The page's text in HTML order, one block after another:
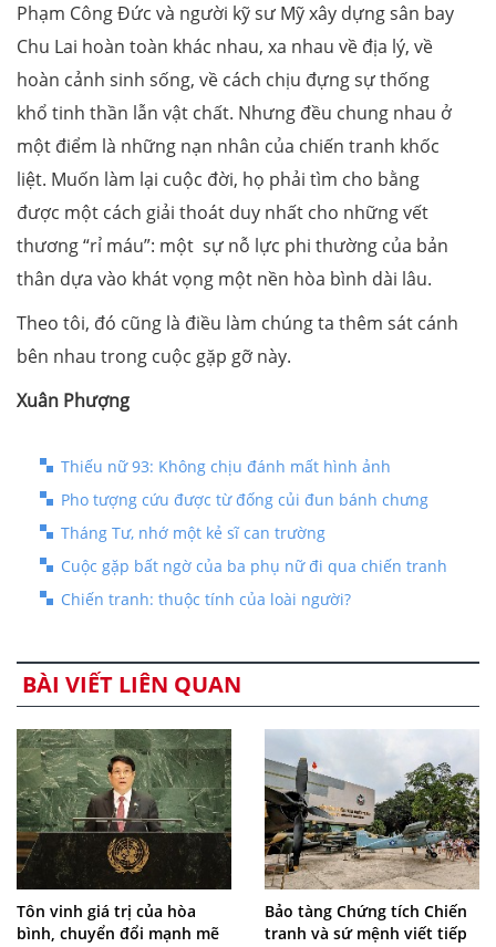
Phạm Công Đức và người kỹ sư Mỹ xây dựng sân bay
Chu Lai hoàn toàn khác nhau, xa nhau về địa lý, về
hoàn cảnh sinh sống, về cách chịu đựng sự thống
khổ tinh thần lẫn vật chất. Nhưng đều chung nhau ở
một điểm là những nạn nhân của chiến tranh khốc
liệt. Muốn làm lại cuộc đời, họ phải tìm cho bằng
được một cách giải thoát duy nhất cho những vết
thương “rỉ máu”: một sự nỗ lực phi thường của bản
thân dựa vào khát vọng một nền hòa bình dài lâu.
Theo tôi, đó cũng là điều làm chúng ta thêm sát cánh
bên nhau trong cuộc gặp gỡ này.
Xuân Phượng
Thiếu nữ 93: Không chịu đánh mất hình ảnh
Pho tượng cứu được từ đống củi đun bánh chưng
Tháng Tư, nhớ một kẻ sĩ can trường
Cuộc gặp bất ngờ của ba phụ nữ đi qua chiến tranh
Chiến tranh: thuộc tính của loài người?
BÀI VIẾT LIÊN QUAN
Tôn vinh giá trị của hòa
bình, chuyển đổi mạnh mẽ
Bảo tàng Chứng tích Chiến
tranh và sứ mệnh viết tiếp